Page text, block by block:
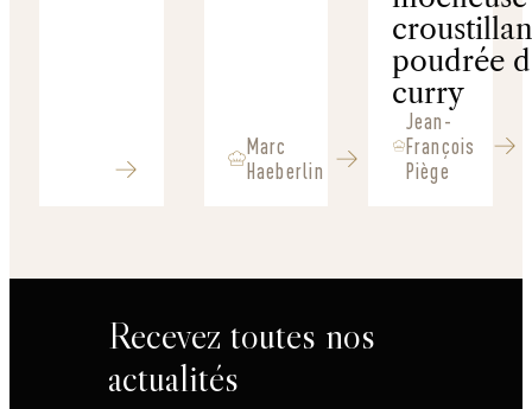
Marc
Haeberlin
poudrée
curry
Jean-
François
Piège
Recevez toutes nos
actualités